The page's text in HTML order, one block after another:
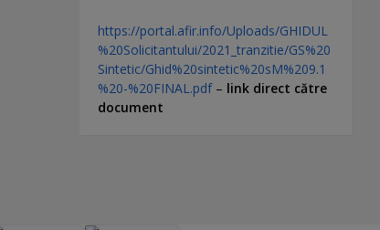
https://portal.afir.info/Uploads/GHIDUL
%20Solicitantului/2021_tranzitie/GS%20
Sintetic/Ghid%20sintetic%20sM%209.1
%20-%20FINAL.pdf– link direct către
document